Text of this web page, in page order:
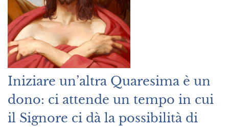
Iniziare un’altra Quaresima è un
dono: ci attende un tempo in cui
il Signore ci dà la possibilità di